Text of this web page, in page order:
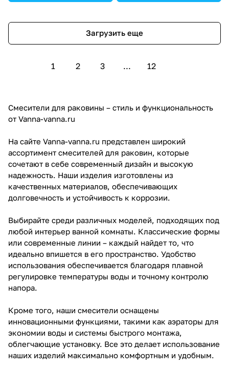
Загрузить еще
1 2 3 ... 12
Смесители для раковины – стиль и функциональность
от Vanna-vanna.ru
На сайте Vanna-vanna.ru представлен широкий
ассортимент смесителей для раковин, которые
сочетают в себе современный дизайн и высокую
надежность. Наши изделия изготовлены из
качественных материалов, обеспечивающих
долговечность и устойчивость к коррозии.
Выбирайте среди различных моделей, подходящих под
любой интерьер ванной комнаты. Классические формы
или современные линии – каждый найдет то, что
идеально впишется в его пространство. Удобство
использования обеспечивается благодаря плавной
регулировке температуры воды и точному контролю
напора.
Кроме того, наши смесители оснащены
инновационными функциями, такими как аэраторы для
экономии воды и системы быстрого монтажа,
облегчающие установку. Все это делает использование
наших изделий максимально комфортным и удобным.